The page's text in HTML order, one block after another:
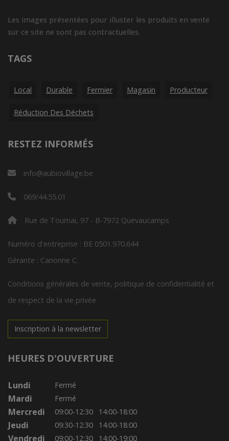
Les images présentées pour illuster les produits en vente
sur ce site ne sont pas contractuelles.
TAGS
Local Durable Fermier Magasin Producteur
Réduction Des Déchets
RESTEZ INFORMÉS
info@aubiovillage.be
069/44.55.01
Rue de Tournai, 97 - B-7972 Quevaucamps
Numéro d'entreprise : BE 0501.970.644
Gérante : Canonne C.
Conditions générales de vente, politique de confidentialité et
de respect de la vie privée
Inscription à la newsletter
HEURES D'OUVERTURE
Lundi Fermé
Mardi Fermé
Mercredi 09:00-12:30 14:00-18:00
Jeudi 09:30-12:30 14:00-18:00
Vendredi 09:00-12:30 14:00-19:00